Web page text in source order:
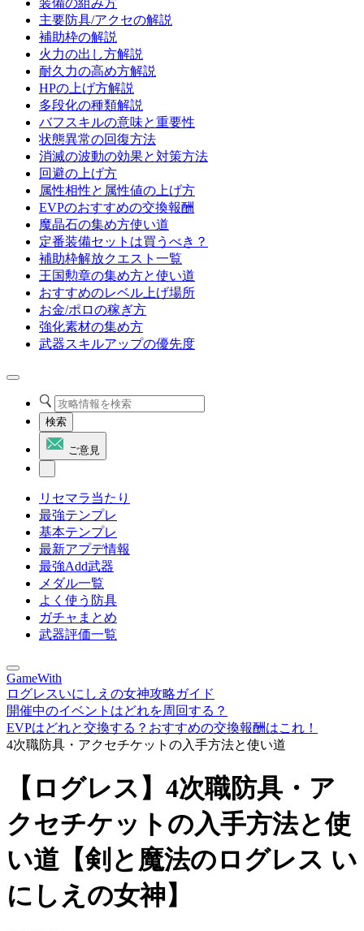
装備の組み方
主要防具/アクセの解説
補助枠の解説
火力の出し方解説
耐久力の高め方解説
HPの上げ方解説
多段化の種類解説
バフスキルの意味と重要性
状態異常の回復方法
消滅の波動の効果と対策方法
回避の上げ方
属性相性と属性値の上げ方
EVPのおすすめの交換報酬
魔晶石の集め方使い道
定番装備セットは買うべき？
補助枠解放クエスト一覧
王国勲章の集め方と使い道
おすすめのレベル上げ場所
お金/ポロの稼ぎ方
強化素材の集め方
武器スキルアップの優先度
検索
ご意見
リセマラ当たり
最強テンプレ
基本テンプレ
最新アプデ情報
最強Add武器
メダル一覧
よく使う防具
ガチャまとめ
武器評価一覧
GameWith
ログレスいにしえの女神攻略ガイド
開催中のイベントはどれを周回する？
EVPはどれと交換する？おすすめの交換報酬はこれ！
4次職防具・アクセチケットの入手方法と使い道
【ログレス】4次職防具・ア
クセチケットの入手方法と使
い道【剣と魔法のログレス い
にしえの女神】